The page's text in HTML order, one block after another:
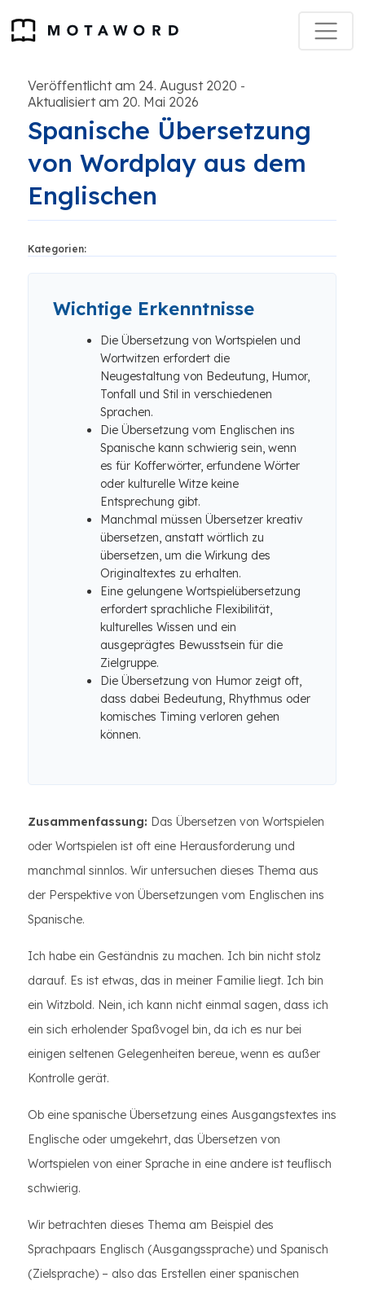
Veröffentlicht am 24. August 2020 -
Aktualisiert am 20. Mai 2026
Spanische Übersetzung
von Wordplay aus dem
Englischen
Kategorien:
Wichtige Erkenntnisse
Die Übersetzung von Wortspielen und
Wortwitzen erfordert die
Neugestaltung von Bedeutung, Humor,
Tonfall und Stil in verschiedenen
Sprachen.
Die Übersetzung vom Englischen ins
Spanische kann schwierig sein, wenn
es für Kofferwörter, erfundene Wörter
oder kulturelle Witze keine
Entsprechung gibt.
Manchmal müssen Übersetzer kreativ
übersetzen, anstatt wörtlich zu
übersetzen, um die Wirkung des
Originaltextes zu erhalten.
Eine gelungene Wortspielübersetzung
erfordert sprachliche Flexibilität,
kulturelles Wissen und ein
ausgeprägtes Bewusstsein für die
Zielgruppe.
Die Übersetzung von Humor zeigt oft,
dass dabei Bedeutung, Rhythmus oder
komisches Timing verloren gehen
können.
Zusammenfassung: Das Übersetzen von Wortspielen
oder Wortspielen ist oft eine Herausforderung und
manchmal sinnlos. Wir untersuchen dieses Thema aus
der Perspektive von Übersetzungen vom Englischen ins
Spanische.
Ich habe ein Geständnis zu machen. Ich bin nicht stolz
darauf. Es ist etwas, das in meiner Familie liegt. Ich bin
ein Witzbold. Nein, ich kann nicht einmal sagen, dass ich
ein sich erholender Spaßvogel bin, da ich es nur bei
einigen seltenen Gelegenheiten bereue, wenn es außer
Kontrolle gerät.
Ob eine spanische Übersetzung eines Ausgangstextes ins
Englische oder umgekehrt, das Übersetzen von
Wortspielen von einer Sprache in eine andere ist teuflisch
schwierig.
Wir betrachten dieses Thema am Beispiel des
Sprachpaars Englisch (Ausgangssprache) und Spanisch
(Zielsprache) – also das Erstellen einer spanischen